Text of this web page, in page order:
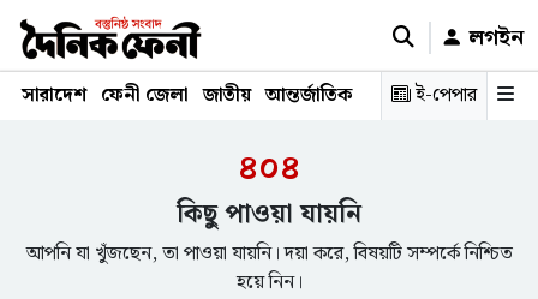
লগইন
সারাদেশ ফেনী জেলা জাতীয় আন্তর্জাতিক রাজনীতি স্বাস্থ্য শিক্ষা
ই-পেপার
৪০৪
কিছু পাওয়া যায়নি
আপনি যা খুঁজছেন, তা পাওয়া যায়নি। দয়া করে, বিষয়টি সম্পর্কে নিশ্চিত
হয়ে নিন।